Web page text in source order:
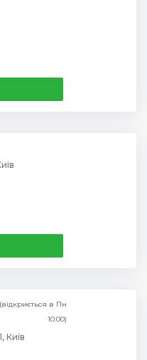
(відкриється в Пн
10:00)
Київ